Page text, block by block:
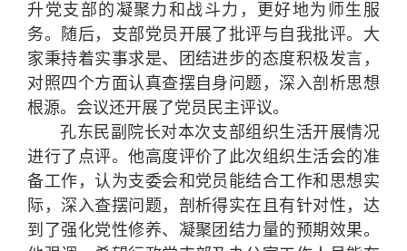
升党支部的凝聚力和战斗力，更好地为师生服
务。随后，支部党员开展了批评与自我批评。大
家秉持着实事求是、团结进步的态度积极发言，
对照四个方面认真查摆自身问题，深入剖析思想
根源。会议还开展了党员民主评议。
孔东民副院长对本次支部组织生活开展情况
进行了点评。他高度评价了此次组织生活会的准
备工作，认为支委会和党员能结合工作和思想实
际，深入查摆问题，剖析得实在且有针对性，达
到了强化党性修养、凝聚团结力量的预期效果。